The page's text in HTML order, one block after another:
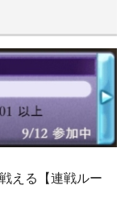
える【連戦ルー